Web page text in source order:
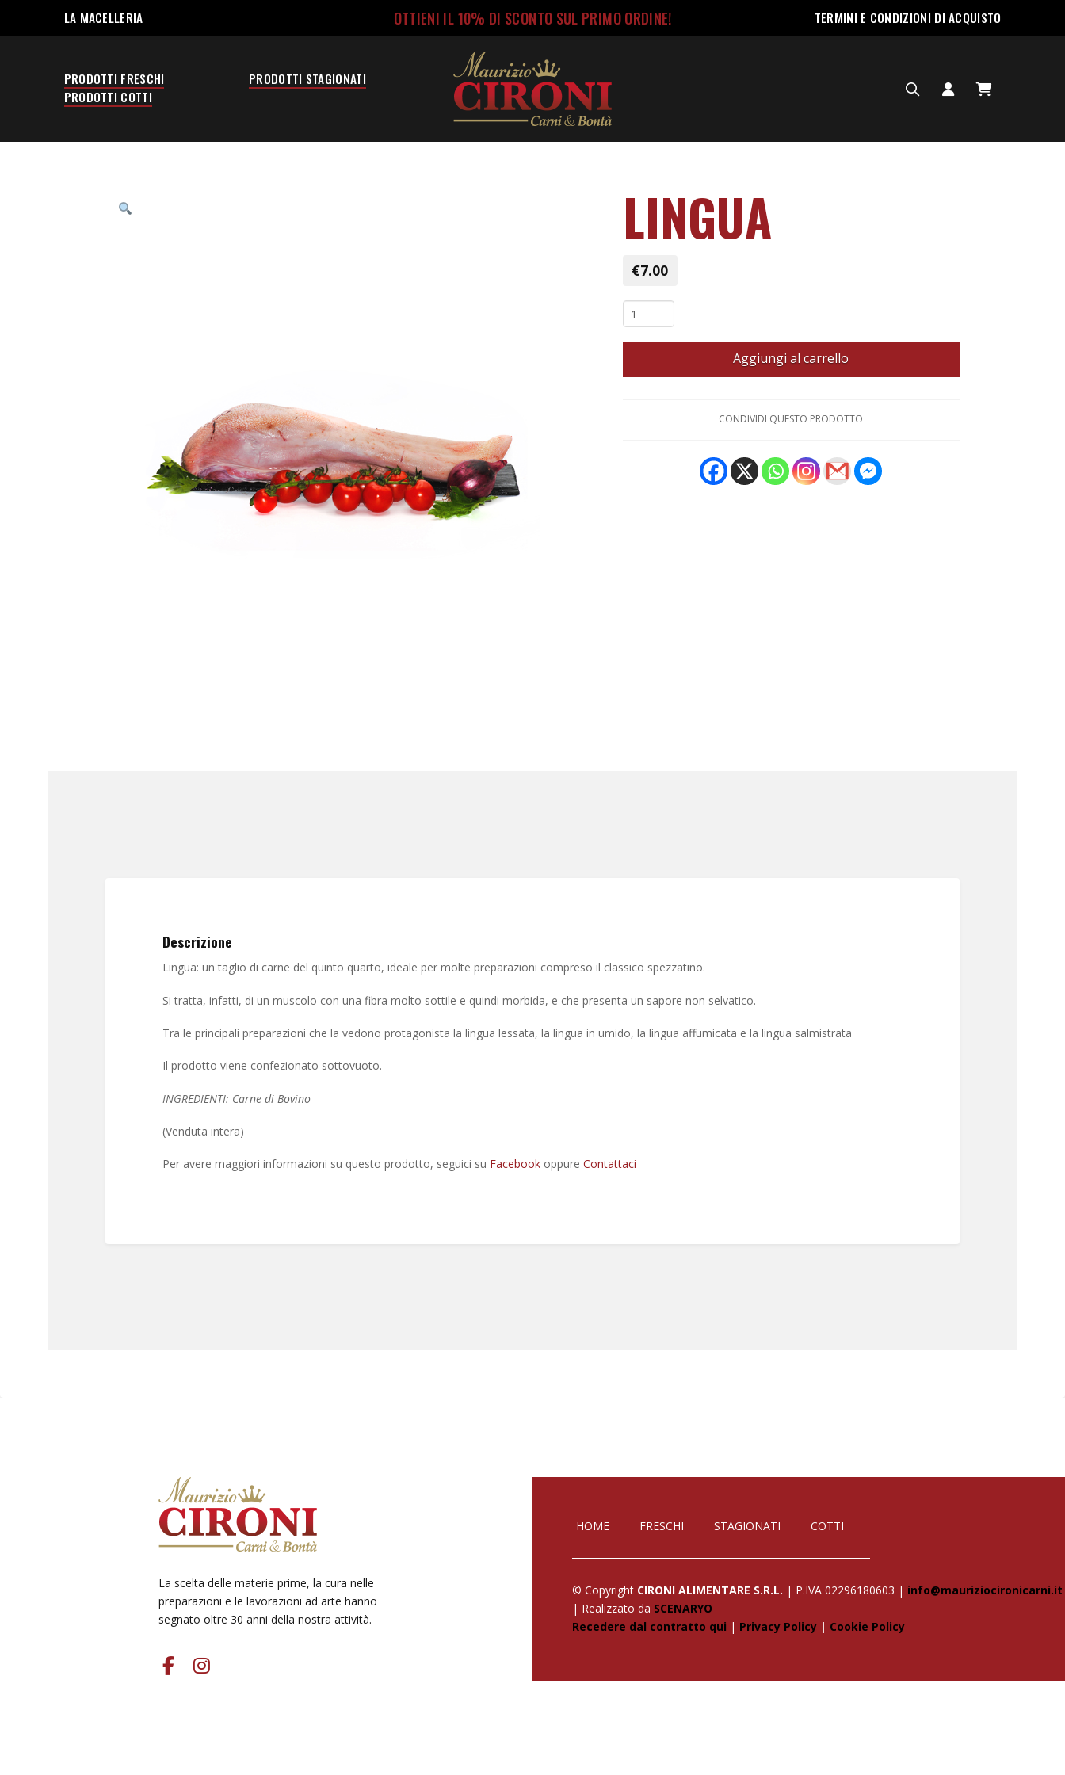
LA MACELLERIA OTTIENI IL 10% DI SCONTO SUL PRIMO ORDINE! TERMINI E CONDIZIONI DI ACQUISTO
PRODOTTI FRESCHI
PRODOTTI STAGIONATI
PRODOTTI COTTI
LINGUA
€7.00
Lingua
quantità
Aggiungi al carrello
CONDIVIDI QUESTO PRODOTTO
Descrizione
Lingua: un taglio di carne del quinto quarto, ideale per molte preparazioni compreso il classico spezzatino.
Si tratta, infatti, di un muscolo con una fibra molto sottile e quindi morbida, e che presenta un sapore non selvatico.
Tra le principali preparazioni che la vedono protagonista la lingua lessata, la lingua in umido, la lingua affumicata e la lingua salmistrata
Il prodotto viene confezionato sottovuoto.
INGREDIENTI: Carne di Bovino
(Venduta intera)
Per avere maggiori informazioni su questo prodotto, seguici su Facebookoppure Contattaci
Iscriviti alla Newsletter
per avere il 10% di sconto!
La scelta delle materie prime, la cura nelle
preparazioni e le lavorazioni ad arte hanno
segnato oltre 30 anni della nostra attività.
HOME FRESCHI STAGIONATI COTTI
© Copyright CIRONI ALIMENTARE S.R.L. | P.IVA 02296180603 | info@mauriziocironicarni.it
| Realizzato da SCENARYO
Recedere dal contratto qui | Privacy Policy | Cookie Policy